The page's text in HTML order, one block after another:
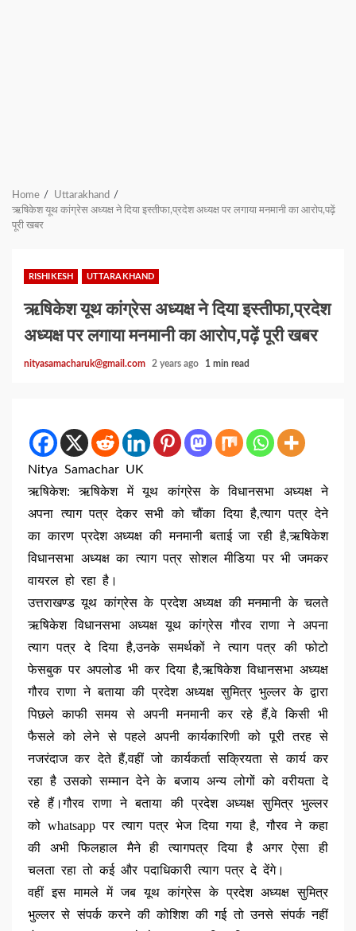
Home
Uttarakhand
ऋषिकेश यूथ कांग्रेस अध्यक्ष ने दिया इस्तीफा,प्रदेश अध्यक्ष पर लगाया मनमानी का आरोप,पढ़ें
पूरी खबर
RISHIKESH UTTARAKHAND
ऋषिकेश यूथ कांग्रेस अध्यक्ष ने दिया इस्तीफा,प्रदेश
अध्यक्ष पर लगाया मनमानी का आरोप,पढ़ें पूरी खबर
nityasamacharuk@gmail.com 2 years ago 1 min read
Nitya Samachar UK
ऋषिकेश: ऋषिकेश में यूथ कांग्रेस के विधानसभा अध्यक्ष ने
अपना त्याग पत्र देकर सभी को चौंका दिया है,त्याग पत्र देने
का कारण प्रदेश अध्यक्ष की मनमानी बताई जा रही है,ऋषिकेश
विधानसभा अध्यक्ष का त्याग पत्र सोशल मीडिया पर भी जमकर
वायरल हो रहा है।
उत्तराखण्ड यूथ कांग्रेस के प्रदेश अध्यक्ष की मनमानी के चलते
ऋषिकेश विधानसभा अध्यक्ष यूथ कांग्रेस गौरव राणा ने अपना
त्याग पत्र दे दिया है,उनके समर्थकों ने त्याग पत्र की फोटो
फेसबुक पर अपलोड भी कर दिया है,ऋषिकेश विधानसभा अध्यक्ष
गौरव राणा ने बताया की प्रदेश अध्यक्ष सुमित्र भुल्लर के द्वारा
पिछले काफी समय से अपनी मनमानी कर रहे हैं,वे किसी भी
फैसले को लेने से पहले अपनी कार्यकारिणी को पूरी तरह से
नजरंदाज कर देते हैं,वहीं जो कार्यकर्ता सक्रियता से कार्य कर
रहा है उसको सम्मान देने के बजाय अन्य लोगों को वरीयता दे
रहे हैं।गौरव राणा ने बताया की प्रदेश अध्यक्ष सुमित्र भुल्लर
को whatsapp पर त्याग पत्र भेज दिया गया है, गौरव ने कहा
की अभी फिलहाल मैने ही त्यागपत्र दिया है अगर ऐसा ही
चलता रहा तो कई और पदाधिकारी त्याग पत्र दे देंगे।
वहीं इस मामले में जब यूथ कांग्रेस के प्रदेश अध्यक्ष सुमित्र
भुल्लर से संपर्क करने की कोशिश की गई तो उनसे संपर्क नहीं